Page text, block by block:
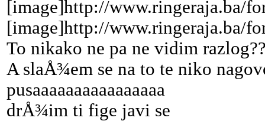
[image]http://www.ringeraja.ba/
[image]http://www.ringeraja.ba/
To nikako ne pa ne vidim
A slaÅ¾em se na to te niko
pusaaaaaaaaaaaaaaaa
drÅ¾im ti fige javi se